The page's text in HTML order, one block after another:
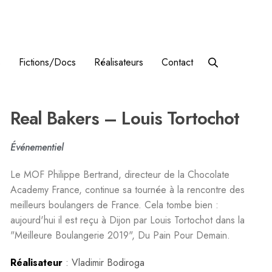
Fictions/Docs Réalisateurs Contact
Real Bakers – Louis Tortochot
Événementiel
Le MOF Philippe Bertrand, directeur de la Chocolate
Academy France, continue sa tournée à la rencontre des
meilleurs boulangers de France. Cela tombe bien :
aujourd'hui il est reçu à Dijon par Louis Tortochot dans la
"Meilleure Boulangerie 2019", Du Pain Pour Demain.
Réalisateur: Vladimir Bodiroga